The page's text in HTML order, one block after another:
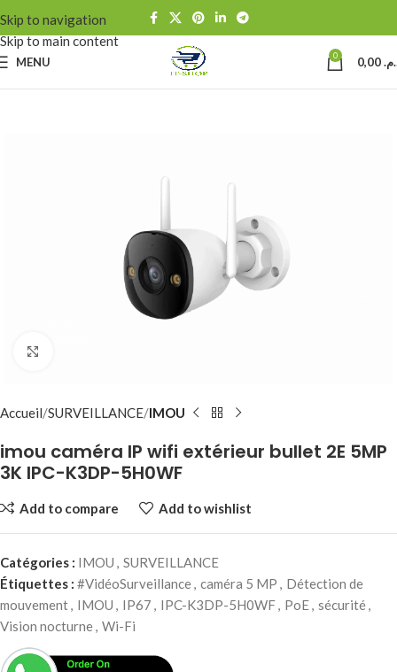
Skip to navigation
Skip to main content
MENU 0
Accueil SURVEILLANCE IMOU
imou caméra IP wifi extérieur bullet 2E 5MP
3K IPC-K3DP-5H0WF
Add to compare Add to wishlist
Catégories : IMOU , SURVEILLANCE
Étiquettes : #VidéoSurveillance, caméra 5 MP , Détection de
mouvement, IMOU , IP67 , IPC-K3DP-5H0WF, PoE, sécurité ,
Vision nocturne, Wi-Fi